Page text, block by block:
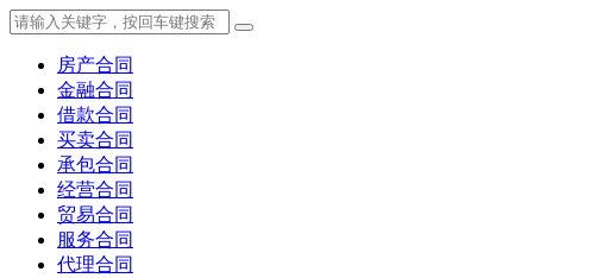
房产合同
金融合同
借款合同
买卖合同
承包合同
经营合同
贸易合同
服务合同
代理合同